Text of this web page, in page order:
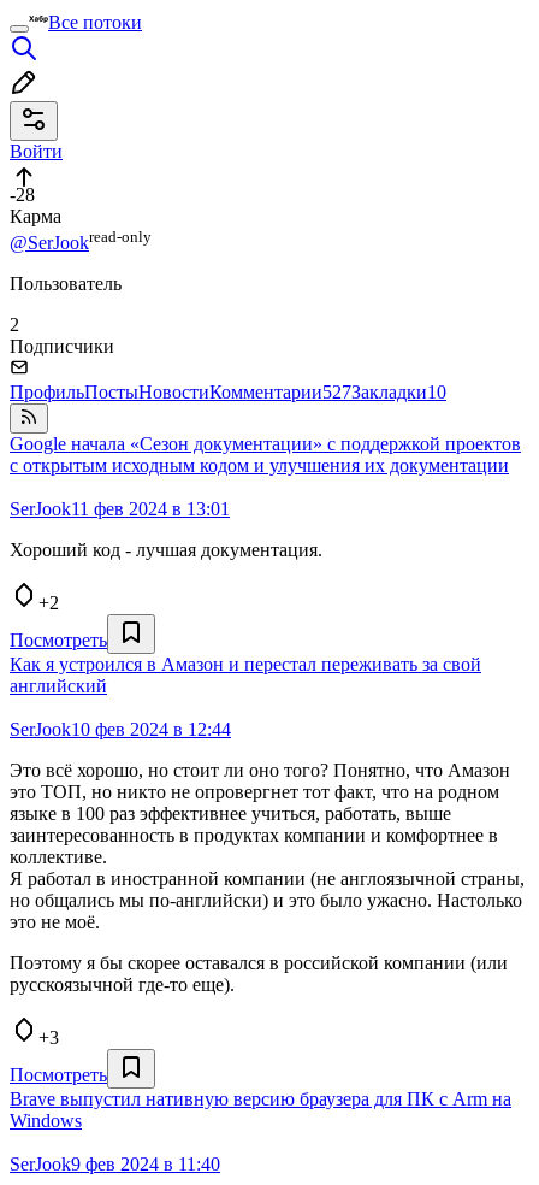
Все потоки
Войти
-28
Карма
@SerJookread⁠-⁠only
Пользователь
2
Подписчики
ПрофильПостыНовостиКомментарии527Закладки10
Google начала «Сезон документации» с поддержкой проектов
с открытым исходным кодом и улучшения их документации
SerJook11 фев 2024 в 13:01
Хороший код - лучшая документация.
+2
Посмотреть
Как я устроился в Амазон и перестал переживать за свой
английский
SerJook10 фев 2024 в 12:44
Это всё хорошо, но стоит ли оно того? Понятно, что Амазон
это ТОП, но никто не опровергнет тот факт, что на родном
языке в 100 раз эффективнее учиться, работать, выше
заинтересованность в продуктах компании и комфортнее в
коллективе.
Я работал в иностранной компании (не англоязычной страны,
но общались мы по-английски) и это было ужасно. Настолько
это не моё.
Поэтому я бы скорее оставался в российской компании (или
русскоязычной где-то еще).
+3
Посмотреть
Brave выпустил нативную версию браузера для ПК с Arm на
Windows
SerJook9 фев 2024 в 11:40